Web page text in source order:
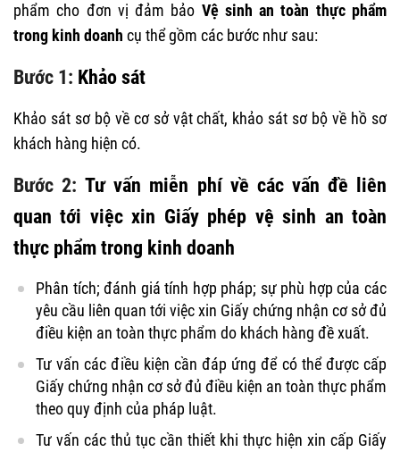
phẩm cho đơn vị đảm bảo Vệ sinh an toàn thực phẩm
trong kinh doanh cụ thể gồm các bước như sau:
Bước 1: Khảo sát
Khảo sát sơ bộ về cơ sở vật chất, khảo sát sơ bộ về hồ sơ
khách hàng hiện có.
Bước 2: Tư vấn miễn phí về các vấn đề liên
quan tới việc xin Giấy phép vệ sinh an toàn
thực phẩm trong kinh doanh
Phân tích; đánh giá tính hợp pháp; sự phù hợp của các
yêu cầu liên quan tới việc xin Giấy chứng nhận cơ sở đủ
điều kiện an toàn thực phẩm do khách hàng đề xuất.
Tư vấn các điều kiện cần đáp ứng để có thể được cấp
Giấy chứng nhận cơ sở đủ điều kiện an toàn thực phẩm
theo quy định của pháp luật.
Tư vấn các thủ tục cần thiết khi thực hiện xin cấp Giấy